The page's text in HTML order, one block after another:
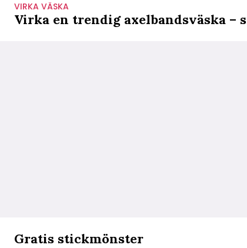
VIRKA VÄSKA
Virka en trendig axelbandsväska –
Gratis stickmönster